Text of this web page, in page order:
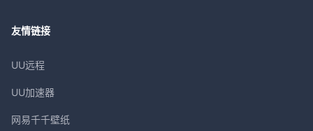
友情链接
UU远程
UU加速器
网易千千壁纸